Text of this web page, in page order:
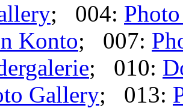
; 004:
Konto; 007:
; 010:
Gallery; 013: